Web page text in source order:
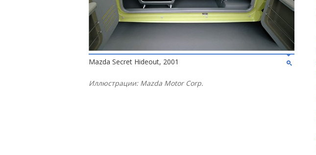
Mazda Secret Hideout, 2001
Иллюстрации: Mazda Motor Corp.